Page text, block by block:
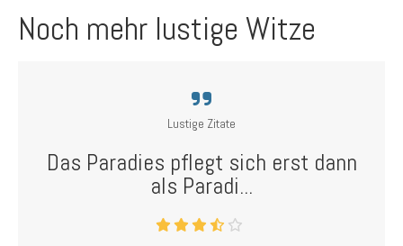
Noch mehr lustige Witze
Lustige Zitate
Das Paradies pflegt sich erst dann
als Paradi...